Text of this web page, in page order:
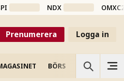
NDX
Prenumerera Logga in
BÖRS VETENSKAP